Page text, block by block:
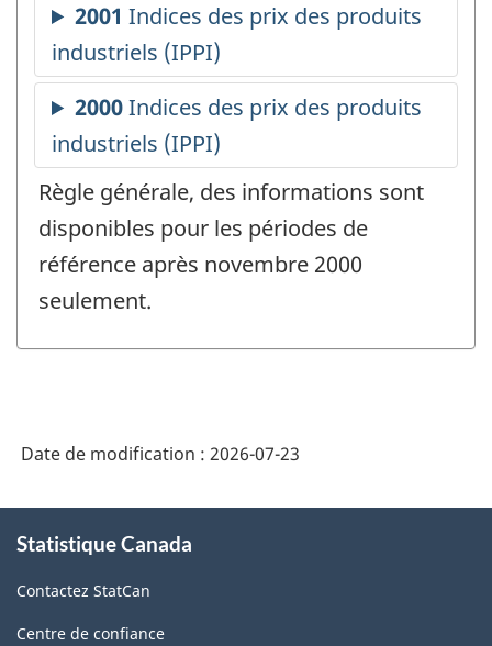
Règle générale, des informations sont
disponibles pour les périodes de
référence après novembre 2000
seulement.
Date de modification : 2026-07-23
propos
ce
site
Statistique Canada
Contactez StatCan
Centre de confiance